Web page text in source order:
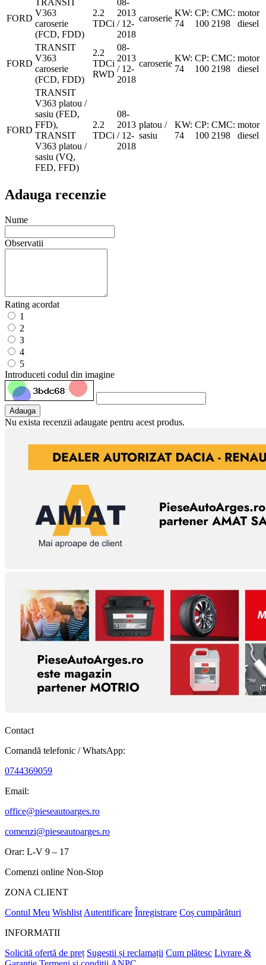
FORD
TRANSIT
V363
caroserie
(FCD, FDD)
2.2
TDCi
08-
2013
/ 12-
2018
caroserie
KW:
74
CP:
100
CMC:
2198
motor
diesel
FORD
TRANSIT
V363
caroserie
(FCD, FDD)
2.2
TDCi
RWD
08-
2013
/ 12-
2018
caroserie
KW:
74
CP:
100
CMC:
2198
motor
diesel
FORD
TRANSIT
V363 platou /
sasiu (FED,
FFD),
TRANSIT
V363 platou /
sasiu (VQ,
FED, FFD)
2.2
TDCi
08-
2013
/ 12-
2018
platou /
sasiu
KW:
74
CP:
100
CMC:
2198
motor
diesel
Adauga recenzie
Nume
Observatii
Rating acordat
1
2
3
4
5
Introduceti codul din imagine
Adauga
Nu exista recenzii adaugate pentru acest produs.
Contact
Comandă telefonic / WhatsApp:
0744369059
Email:
office@pieseautoarges.ro
comenzi@pieseautoarges.ro
Orar: L-V 9 – 17
Comenzi online Non-Stop
ZONA CLIENT
Contul Meu Wishlist Autentificare Înregistrare Coș cumpărături
INFORMATII
Solicită ofertă de preț Sugestii și reclamații Cum plătesc Livrare &